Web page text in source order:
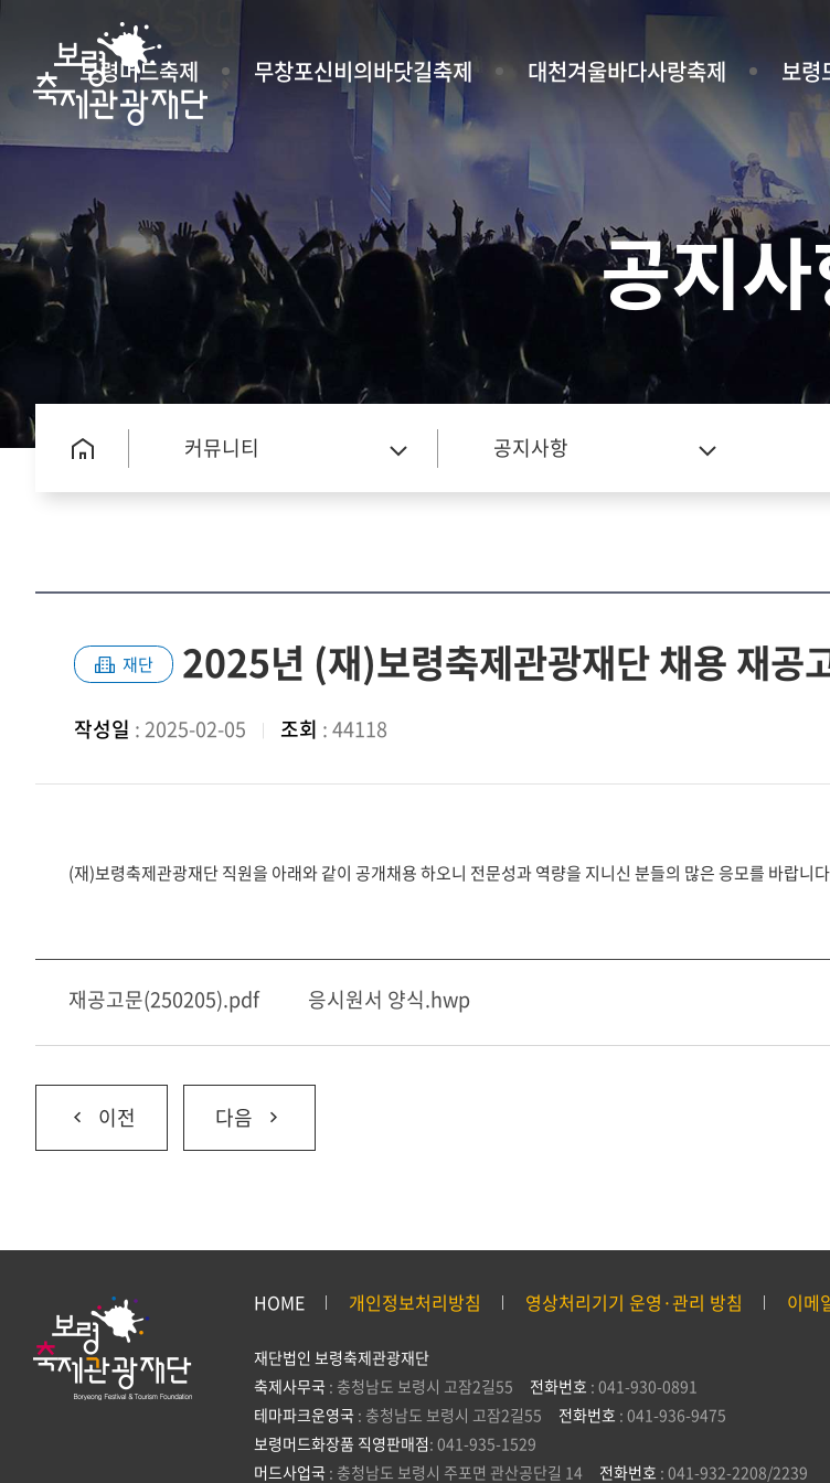
보령머드축제 무창포신비의바닷길축제 대천겨울바다사랑축제 보령
공지
커뮤니티 공지사항
재단 2025년 (재)보령축제관광재단 채용 재공
작성일 : 2025-02-05 조회 : 44118
(재)보령축제관광재단 직원을 아래와 같이 공개채용 하오니 전문성과 역량을 지니신 분들의 많은 응모를 바랍니
재공고문(250205).pdf 응시원서 양식.hwp
이전 다음
HOME 개인정보처리방침 영상처리기기 운영·관리 방침 이메
재단법인 보령축제관광재단
축제사무국 : 충청남도 보령시 고잠2길55 전화번호 : 041-930-0891
테마파크운영국 : 충청남도 보령시 고잠2길55 전화번호 : 041-936-9475
보령머드화장품 직영판매점: 041-935-1529
머드사업국 : 충청남도 보령시 주포면 관산공단길 14 전화번호 : 041-932-2208/2239